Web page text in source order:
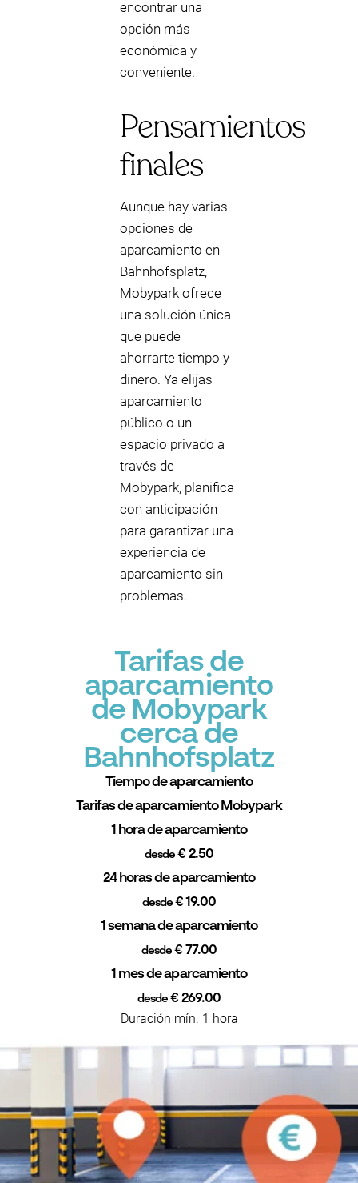
encontrar una
opción más
económica y
conveniente.
Pensamientos
finales
Aunque hay varias
opciones de
aparcamiento en
Bahnhofsplatz,
Mobypark ofrece
una solución única
que puede
ahorrarte tiempo y
dinero. Ya elijas
aparcamiento
público o un
espacio privado a
través de
Mobypark, planifica
con anticipación
para garantizar una
experiencia de
aparcamiento sin
problemas.
Tarifas de
aparcamiento
de Mobypark
cerca de
Bahnhofsplatz
Tiempo de aparcamiento
Tarifas de aparcamiento Mobypark
1 hora de aparcamiento
desde € 2.50
24 horas de aparcamiento
desde€ 19.00
1 semana de aparcamiento
desde € 77.00
1 mes de aparcamiento
desde € 269.00
Duración mín. 1 hora